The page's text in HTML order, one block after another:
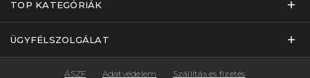
TOP KATEGÓRIÁK
ÜGYFÉLSZOLGÁLAT
ÁSZF Adatvédelem Szállítás és fizetés